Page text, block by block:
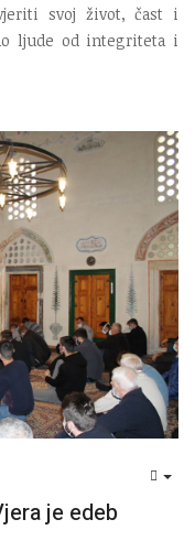
svoj život, čast i
ljude od integriteta i
je edeb